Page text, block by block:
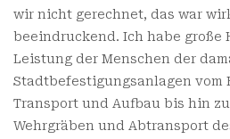
wir nicht gerechnet, das war
beeindruckend. Ich habe große
Leistung der Menschen der
Stadtbefestigungsanlagen vom
Transport und Aufbau bis hin
Wehrgräben und Abtransport